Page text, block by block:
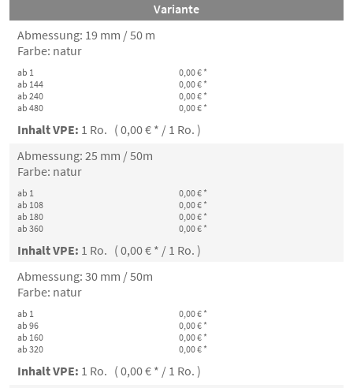
Variante
Abmessung: 19 mm / 50 m
Farbe: natur
ab 1
0,00 € *
ab 144
0,00 € *
ab 240
0,00 € *
ab 480
0,00 € *
Inhalt VPE: 1 Ro. ( 0,00 € * / 1 Ro. )
Abmessung: 25 mm / 50m
Farbe: natur
ab 1
0,00 € *
ab 108
0,00 € *
ab 180
0,00 € *
ab 360
0,00 € *
Inhalt VPE: 1 Ro. ( 0,00 € * / 1 Ro. )
Abmessung: 30 mm / 50m
Farbe: natur
ab 1
0,00 € *
ab 96
0,00 € *
ab 160
0,00 € *
ab 320
0,00 € *
Inhalt VPE: 1 Ro. ( 0,00 € * / 1 Ro. )